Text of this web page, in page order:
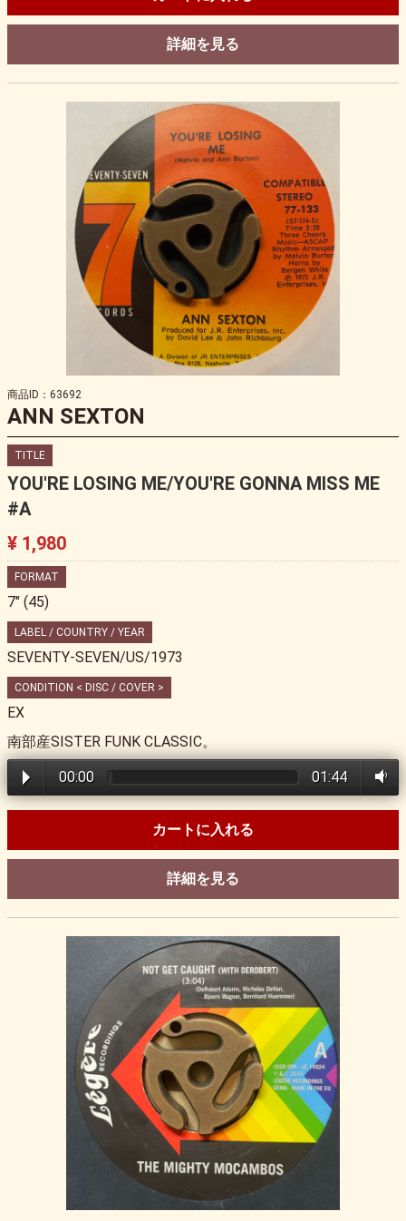
詳細を見る
商品ID：63692
ANN SEXTON
TITLE
YOU'RE LOSING ME/YOU'RE GONNA MISS ME
#A
¥ 1,980
FORMAT
7" (45)
LABEL / COUNTRY / YEAR
SEVENTY-SEVEN/US/1973
CONDITION < DISC / COVER >
EX
南部産SISTER FUNK CLASSIC。
00:00 01:44
カートに入れる
詳細を見る